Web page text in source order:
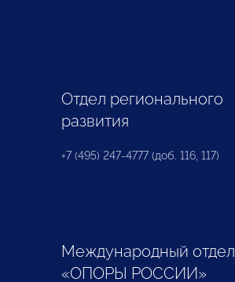
Отдел регионального
развития
+7 (495) 247-4777 (доб. 116, 117)
Международный отдел
«ОПОРЫ РОССИИ»